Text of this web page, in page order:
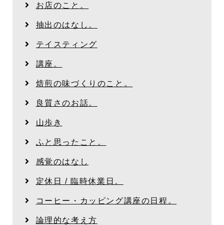
お店のこと。
抽出のはなし。
テイスティング
講座。
焙煎の味づくりのこと。
良質さのお話。
山歩き
ふと思ったこと。
感覚のはなし
定休日 / 臨時休業日。
コーヒー・カッピング講座の日程。
論理的な考え方